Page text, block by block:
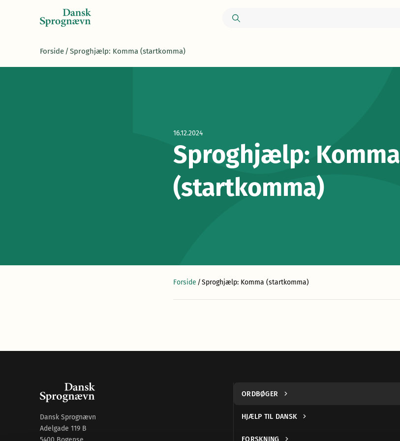
Forside / Sproghjælp: Komma (startkomma)
16.12.2024
Sproghjælp: Komma
(startkomma)
Forside /Sproghjælp: Komma (startkomma)
Dansk Sprognævn
Adelgade 119 B
ORDBØGER
HJÆLP TIL DANSK
FORSKNING